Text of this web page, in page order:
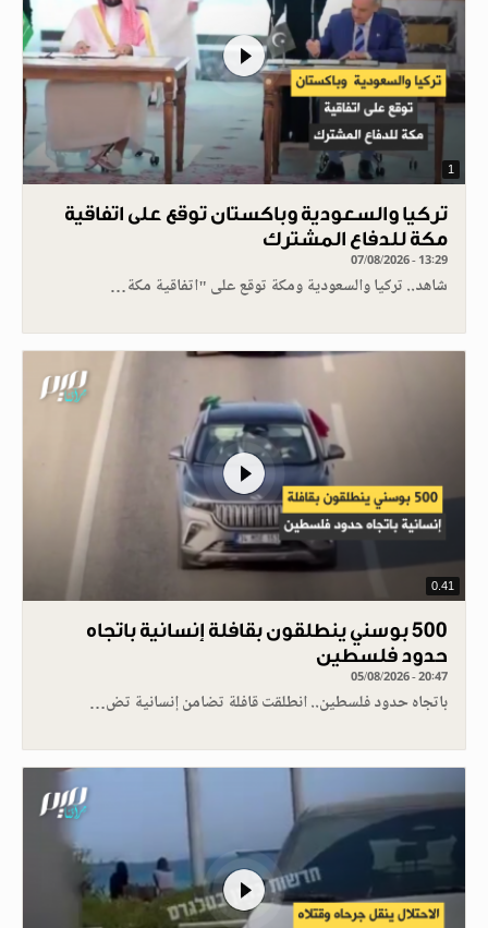
1
تركيا والسعودية وباكستان توقع على اتفاقية
مكة للدفاع المشترك
07/08/2026 - 13:29
شاهد.. تركيا والسعودية ومكة توقع على "اتفاقية مكة…
0.41
500 بوسني ينطلقون بقافلة إنسانية باتجاه
حدود فلسطين
05/08/2026 - 20:47
باتجاه حدود فلسطين.. انطلقت قافلة تضامن إنسانية تض…